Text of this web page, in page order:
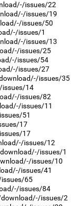
issues/22
issues/19
issues/50
issues/1
issues/13
issues/25
issues/54
issues/27
issues/35
14
issues/82
issues/11
51
17
17
issues/12
issues/1
issues/10
issues/41
65
issues/84
issues/2